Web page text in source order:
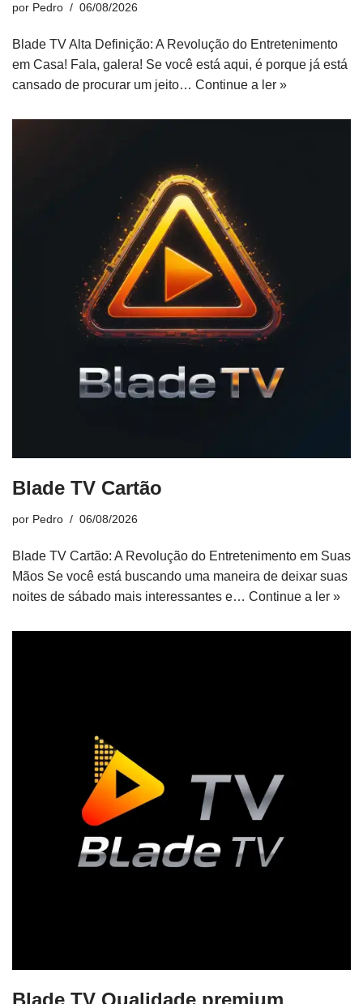
por Pedro 06/08/2026
Blade TV Alta Definição: A Revolução do Entretenimento
em Casa! Fala, galera! Se você está aqui, é porque já está
cansado de procurar um jeito… Continue a ler »
Blade TV Cartão
por Pedro 06/08/2026
Blade TV Cartão: A Revolução do Entretenimento em Suas
Mãos Se você está buscando uma maneira de deixar suas
noites de sábado mais interessantes e… Continue a ler »
Blade TV Qualidade premium